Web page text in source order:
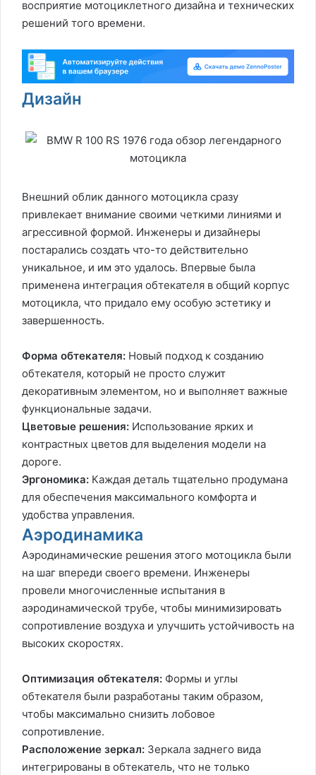
восприятие мотоциклетного дизайна и технических
решений того времени.
Дизайн
Внешний облик данного мотоцикла сразу
привлекает внимание своими четкими линиями и
агрессивной формой. Инженеры и дизайнеры
постарались создать что-то действительно
уникальное, и им это удалось. Впервые была
применена интеграция обтекателя в общий корпус
мотоцикла, что придало ему особую эстетику и
завершенность.
Форма обтекателя: Новый подход к созданию
обтекателя, который не просто служит
декоративным элементом, но и выполняет важные
функциональные задачи.
Цветовые решения: Использование ярких и
контрастных цветов для выделения модели на
дороге.
Эргономика: Каждая деталь тщательно продумана
для обеспечения максимального комфорта и
удобства управления.
Аэродинамика
Аэродинамические решения этого мотоцикла были
на шаг впереди своего времени. Инженеры
провели многочисленные испытания в
аэродинамической трубе, чтобы минимизировать
сопротивление воздуха и улучшить устойчивость на
высоких скоростях.
Оптимизация обтекателя: Формы и углы
обтекателя были разработаны таким образом,
чтобы максимально снизить лобовое
сопротивление.
Расположение зеркал: Зеркала заднего вида
интегрированы в обтекатель, что не только